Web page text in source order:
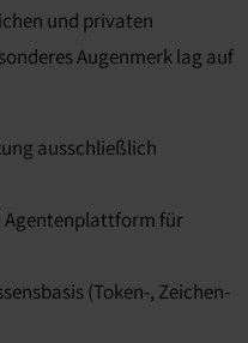
und privaten
Augenmerk lag auf
ausschließlich
Agentenplattform für
(Token-, Zeichen-